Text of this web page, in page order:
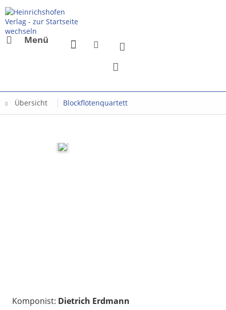
Menü
Übersicht Blockflötenquartett
Komponist: Dietrich Erdmann